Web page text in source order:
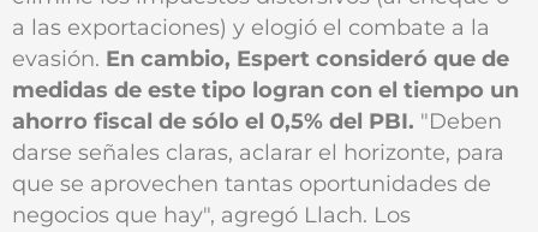
a las exportaciones) y elogió el combate a la
evasión. En cambio, Espert consideró que de
medidas de este tipo logran con el tiempo un
ahorro fiscal de sólo el 0,5% del PBI. "Deben
darse señales claras, aclarar el horizonte, para
que se aprovechen tantas oportunidades de
negocios que hay", agregó Llach. Los